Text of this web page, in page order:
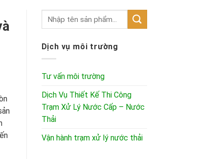
Dịch vụ môi trường
Tư vấn môi trường
Dịch Vụ Thiết Kế Thi Công
Trạm Xử Lý Nước Cấp – Nước
Thải
Vận hành trạm xử lý nước thải